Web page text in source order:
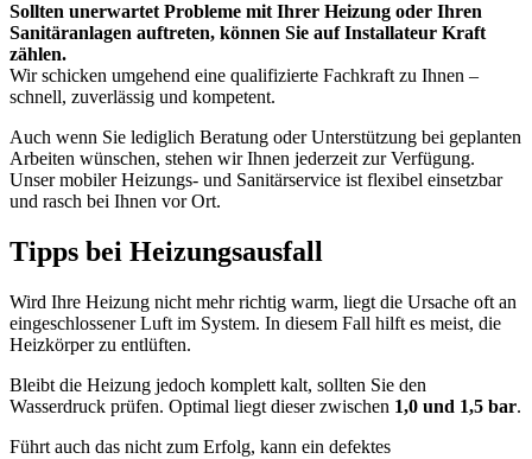
Sollten unerwartet Probleme mit Ihrer Heizung oder Ihren
Sanitäranlagen auftreten, können Sie auf Installateur Kraft
zählen.
Wir schicken umgehend eine qualifizierte Fachkraft zu Ihnen –
schnell, zuverlässig und kompetent.
Auch wenn Sie lediglich Beratung oder Unterstützung bei geplanten
Arbeiten wünschen, stehen wir Ihnen jederzeit zur Verfügung.
Unser mobiler Heizungs- und Sanitärservice ist flexibel einsetzbar
und rasch bei Ihnen vor Ort.
Tipps bei Heizungsausfall
Wird Ihre Heizung nicht mehr richtig warm, liegt die Ursache oft an
eingeschlossener Luft im System. In diesem Fall hilft es meist, die
Heizkörper zu entlüften.
Bleibt die Heizung jedoch komplett kalt, sollten Sie den
Wasserdruck prüfen. Optimal liegt dieser zwischen 1,0 und 1,5 bar.
Führt auch das nicht zum Erfolg, kann ein defektes